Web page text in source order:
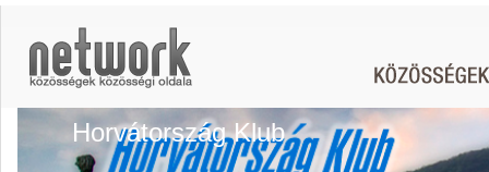
Horvátország Klub